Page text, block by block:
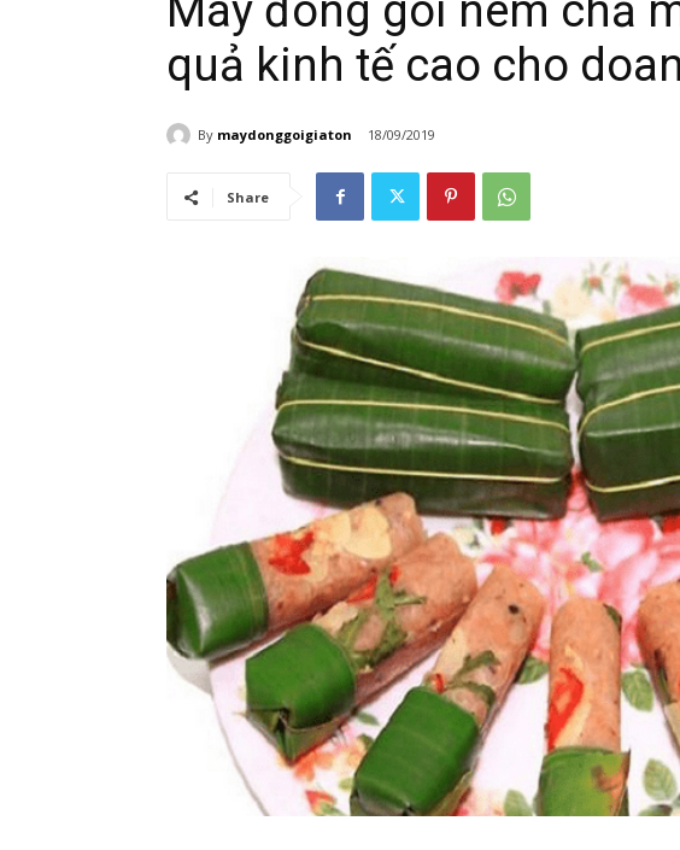
Máy đóng gói nem chả
quả kinh tế cao cho
By maydonggoigiaton 18/09/2019
Share